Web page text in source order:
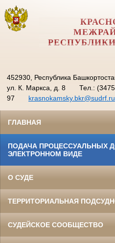
452930, Республика
ул. К. Маркса, д. 8
Тел.:
97
krasnokamsky.bkr@sudrf.ru
ГЛАВНАЯ
ПОДАЧА ПРОЦЕССУАЛЬНЫХ
ЭЛЕКТРОННОМ ВИДЕ
О СУДЕ
ТЕРРИТОРИАЛЬНАЯ
СУДЕЙСКОЕ СООБЩЕСТВО